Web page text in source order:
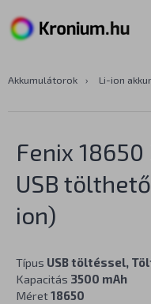
Akkumulátorok › Li-ion
Fenix
USB
ion)
Típus USB töltéssel,
Kapacitás 3500 mAh
Méret18650